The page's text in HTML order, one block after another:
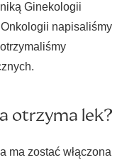
Ginekologii
napisaliśmy
otrzyma lek?
ma zostać włączona